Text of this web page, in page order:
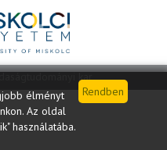
élményt
Az oldal
használatába.
kar